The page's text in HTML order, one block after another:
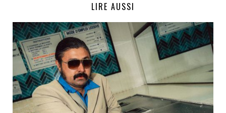
LIRE AUSSI